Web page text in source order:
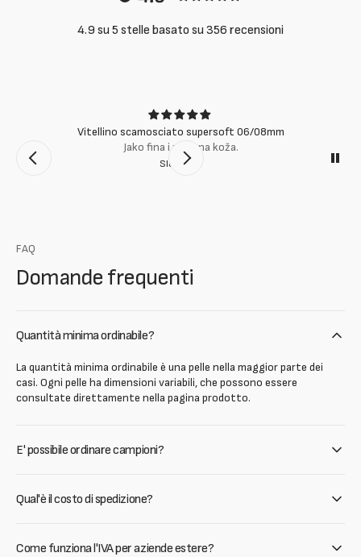
4.9 su 5 stelle basato su 356 recensioni
Vitellino scamosciato supersoft 06/08mm
Jako fina i mekana koža.
Slobodan
FAQ
Domande frequenti
Quantità minima ordinabile?
La quantità minima ordinabile è una pelle nella maggior parte dei
casi. Ogni pelle ha dimensioni variabili, che possono essere
consultate direttamente nella pagina prodotto.
E' possibile ordinare campioni?
Qual'è il costo di spedizione?
Come funziona l'IVA per aziende estere?